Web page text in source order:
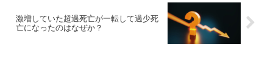
激増していた超過死亡が一転して過少死
亡になったのはなぜか？